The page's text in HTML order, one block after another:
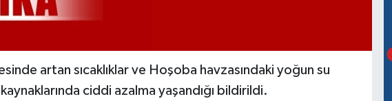
artan sıcaklıklar ve Hoşoba havzasındaki yoğun su
kaynaklarında ciddi azalma yaşandığı bildirildi.